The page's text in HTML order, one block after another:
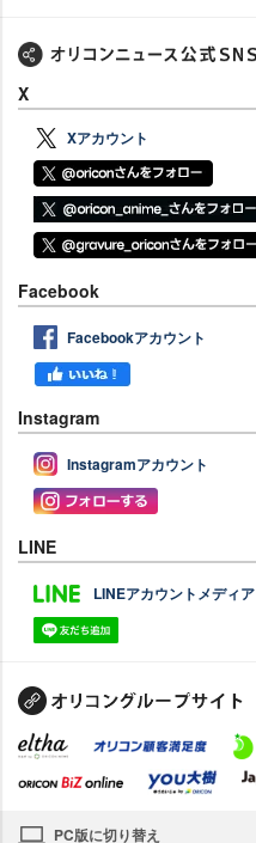
X
Xアカウント
Facebook
Facebookアカウント
Instagram
Instagramアカウント
LINE
LINEアカウントメディア
PC版に切り替え